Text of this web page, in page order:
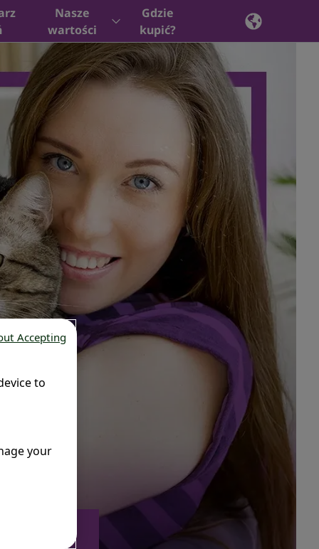
Nasze
wartości
Gdzie
kupić?
to
your
Accepting